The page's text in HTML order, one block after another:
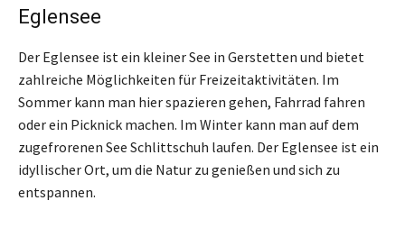
Eglensee
Der Eglensee ist ein kleiner See in Gerstetten und bietet
zahlreiche Möglichkeiten für Freizeitaktivitäten. Im
Sommer kann man hier spazieren gehen, Fahrrad fahren
oder ein Picknick machen. Im Winter kann man auf dem
zugefrorenen See Schlittschuh laufen. Der Eglensee ist ein
idyllischer Ort, um die Natur zu genießen und sich zu
entspannen.